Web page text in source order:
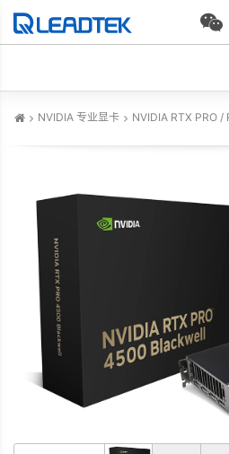
NVIDIA 专业显卡 NVIDIA RTX PRO /